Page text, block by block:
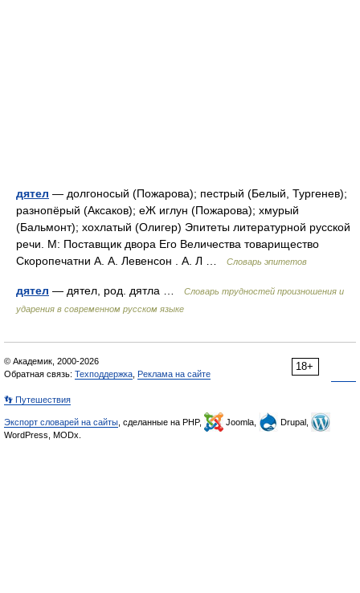
дятел — долгоносый (Пожарова); пестрый (Белый, Тургенев);
разнопёрый (Аксаков); еЖ иглун (Пожарова); хмурый
(Бальмонт); хохлатый (Олигер) Эпитеты литературной русской
речи. М: Поставщик двора Его Величества товарищество
Скоропечатни А. А. Левенсон . А. Л …
Словарь эпитетов
дятел — дятел, род. дятла …
Словарь трудностей произношения и
ударения в современном русском языке
18+
© Академик, 2000-2026
Обратная связь: Техподдержка Реклама на сайте
👣 Путешествия
Экспорт словарей на сайты , сделанные на PHP, Joomla,
Drupal,
WordPress, MODx.